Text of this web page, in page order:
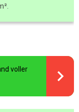
voller